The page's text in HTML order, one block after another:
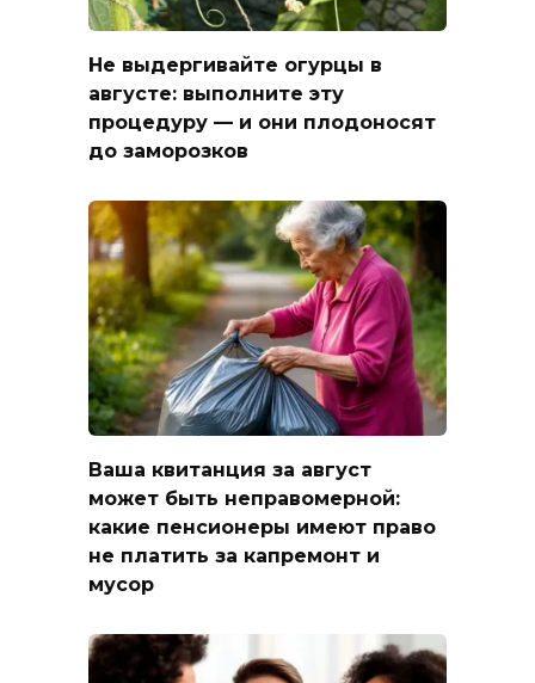
Не выдергивайте огурцы в
августе: выполните эту
процедуру — и они плодоносят
до заморозков
Ваша квитанция за август
может быть неправомерной:
какие пенсионеры имеют право
не платить за капремонт и
мусор